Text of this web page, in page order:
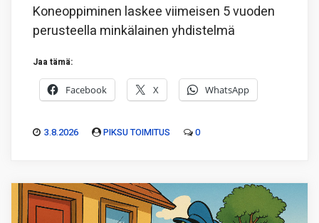
Koneoppiminen laskee viimeisen 5 vuoden
perusteella minkälainen yhdistelmä
Jaa tämä:
Facebook X WhatsApp
3.8.2026 PIKSU TOIMITUS 0